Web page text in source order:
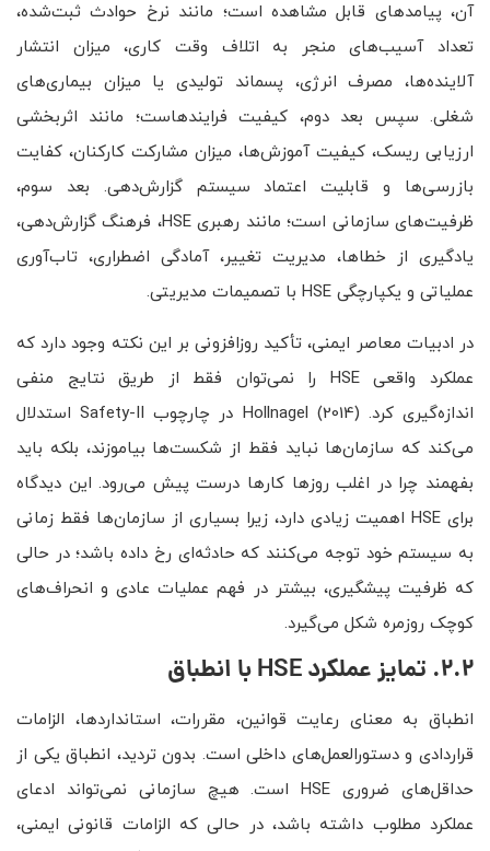
آن، پیامدهای قابل مشاهده است؛ مانند نرخ حوادث ثبت‌شده،
تعداد آسیب‌های منجر به اتلاف وقت کاری، میزان انتشار
آلاینده‌ها، مصرف انرژی، پسماند تولیدی یا میزان بیماری‌های
شغلی. سپس بعد دوم، کیفیت فرایندهاست؛ مانند اثربخشی
ارزیابی ریسک، کیفیت آموزش‌ها، میزان مشارکت کارکنان، کفایت
بازرسی‌ها و قابلیت اعتماد سیستم گزارش‌دهی. بعد سوم،
ظرفیت‌های سازمانی است؛ مانند رهبری HSE، فرهنگ گزارش‌دهی،
یادگیری از خطاها، مدیریت تغییر، آمادگی اضطراری، تاب‌آوری
عملیاتی و یکپارچگی HSE با تصمیمات مدیریتی.
در ادبیات معاصر ایمنی، تأکید روزافزونی بر این نکته وجود دارد که
عملکرد واقعی HSE را نمی‌توان فقط از طریق نتایج منفی
اندازه‌گیری کرد. Hollnagel (2014) در چارچوب Safety-II استدلال
می‌کند که سازمان‌ها نباید فقط از شکست‌ها بیاموزند، بلکه باید
بفهمند چرا در اغلب روزها کارها درست پیش می‌رود. این دیدگاه
برای HSE اهمیت زیادی دارد، زیرا بسیاری از سازمان‌ها فقط زمانی
به سیستم خود توجه می‌کنند که حادثه‌ای رخ داده باشد؛ در حالی
که ظرفیت پیشگیری، بیشتر در فهم عملیات عادی و انحراف‌های
کوچک روزمره شکل می‌گیرد.
2.2. تمایز عملکرد HSEبا انطباق
انطباق به معنای رعایت قوانین، مقررات، استانداردها، الزامات
قراردادی و دستورالعمل‌های داخلی است. بدون تردید، انطباق یکی از
حداقل‌های ضروری HSE است. هیچ سازمانی نمی‌تواند ادعای
عملکرد مطلوب داشته باشد، در حالی که الزامات قانونی ایمنی،